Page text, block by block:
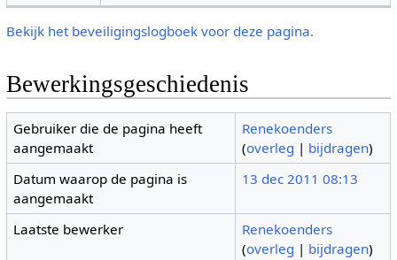
Bekijk het beveiligingslogboek voor deze pagina.
Bewerkingsgeschiedenis
Gebruiker die de pagina heeft
aangemaakt
Renekoenders
(overleg | bijdragen)
Datum waarop de pagina is
aangemaakt
13 dec 2011 08:13
Laatste bewerker
Renekoenders
(overleg | bijdragen)